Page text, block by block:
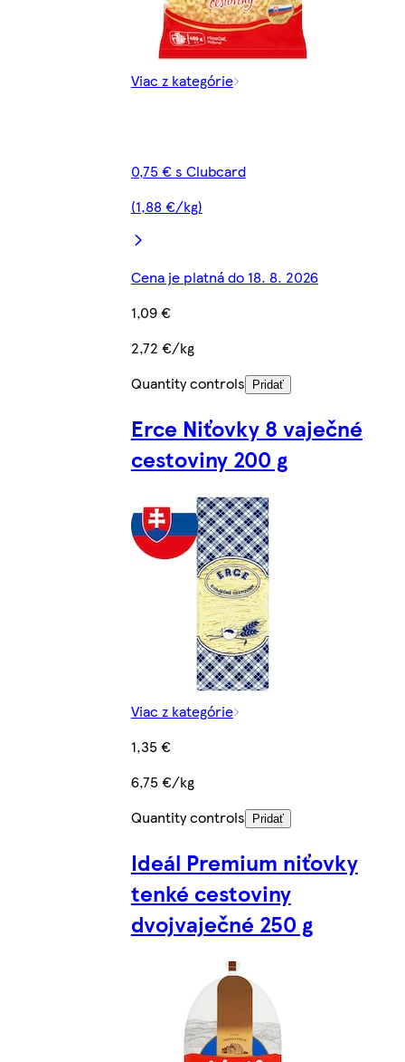
Viac z kategórie
0,75 € s Clubcard
(1,88 €/kg)
Cena je platná do 18. 8. 2026
1,09 €
2,72 €/kg
Quantity controls
Pridať
Erce Niťovky 8 vaječné
cestoviny 200 g
Viac z kategórie
1,35 €
6,75 €/kg
Quantity controls
Pridať
Ideál Premium niťovky
tenké cestoviny
dvojvaječné 250 g